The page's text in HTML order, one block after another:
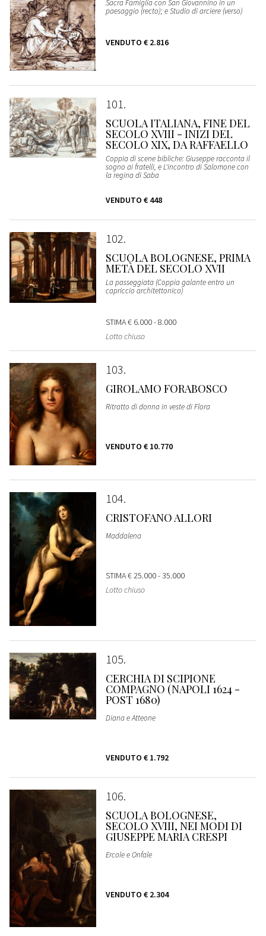
Sacra Famiglia con San Giovannino in un
paesaggio (recto); e Studio di arciere (verso)
VENDUTO € 2.816
101
SCUOLA ITALIANA, FINE DEL
SECOLO XVIII - INIZI DEL
SECOLO XIX, DA RAFFAELLO
Coppia di scene bibliche: Giuseppe racconta il
sogno ai fratelli, e L'incontro di Salomone con
la regina di Saba
VENDUTO € 448
102
SCUOLA BOLOGNESE, PRIMA
METÀ DEL SECOLO XVII
La passeggiata (Coppia galante entro un
capriccio architettonico)
STIMA€ 6.000 - 8.000
Lotto chiuso
103
GIROLAMO FORABOSCO
Ritratto di donna in veste di Flora
VENDUTO € 10.770
104
CRISTOFANO ALLORI
Maddalena
STIMA€ 25.000 - 35.000
Lotto chiuso
105
CERCHIA DI SCIPIONE
COMPAGNO (NAPOLI 1624 -
POST 1680)
Diana e Atteone
VENDUTO € 1.792
106
SCUOLA BOLOGNESE,
SECOLO XVIII, NEI MODI DI
GIUSEPPE MARIA CRESPI
Ercole e Onfale
VENDUTO € 2.304